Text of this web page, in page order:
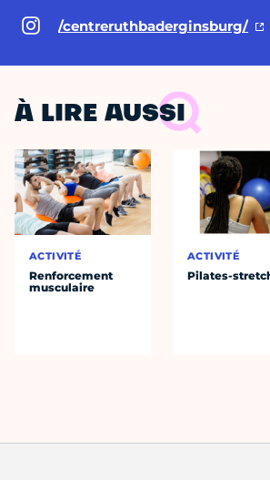
/centreruthbaderginsburg/
À LIRE AUSSI
ACTIVITÉ
Renforcement
musculaire
ACTIVITÉ
Pilates-